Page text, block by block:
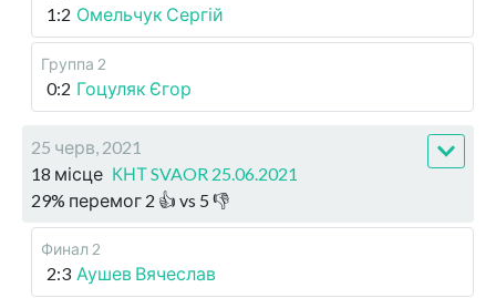
1:2 Омельчук Сергій
Группа 2
0:2 Гоцуляк Єгор
25 черв, 2021
18 місце КНТ SVAOR 25.06.2021
29% перемог 2 👍 vs 5 👎
Финал 2
2:3 Аушев Вячеслав